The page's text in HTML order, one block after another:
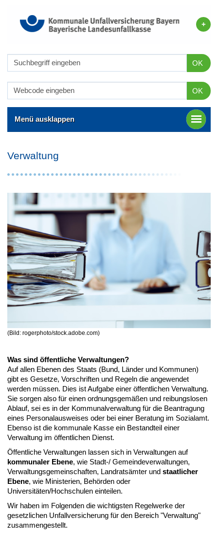
OK
OK
Menü ausklappen
Verwaltung
(Bild: rogerphoto/stock.adobe.com)
Was sind öffentliche Verwaltungen?
Auf allen Ebenen des Staats (Bund, Länder und Kommunen)
gibt es Gesetze, Vorschriften und Regeln die angewendet
werden müssen. Dies ist Aufgabe einer öffentlichen Verwaltung.
Sie sorgen also für einen ordnungsgemäßen und reibungslosen
Ablauf, sei es in der Kommunalverwaltung für die Beantragung
eines Personalausweises oder bei einer Beratung im Sozialamt.
Ebenso ist die kommunale Kasse ein Bestandteil einer
Verwaltung im öffentlichen Dienst.
Öffentliche Verwaltungen lassen sich in Verwaltungen auf
kommunaler Ebene, wie Stadt-/ Gemeindeverwaltungen,
Verwaltungsgemeinschaften, Landratsämter und staatlicher
Ebene, wie Ministerien, Behörden oder
Universitäten/Hochschulen einteilen.
Wir haben im Folgenden die wichtigsten Regelwerke der
gesetzlichen Unfallversicherung für den Bereich "Verwaltung"
zusammengestellt.